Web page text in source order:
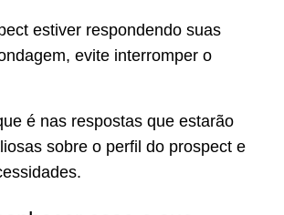
estiver respondendo suas
evite interromper o
é nas respostas que estarão
sobre o perfil do prospect e